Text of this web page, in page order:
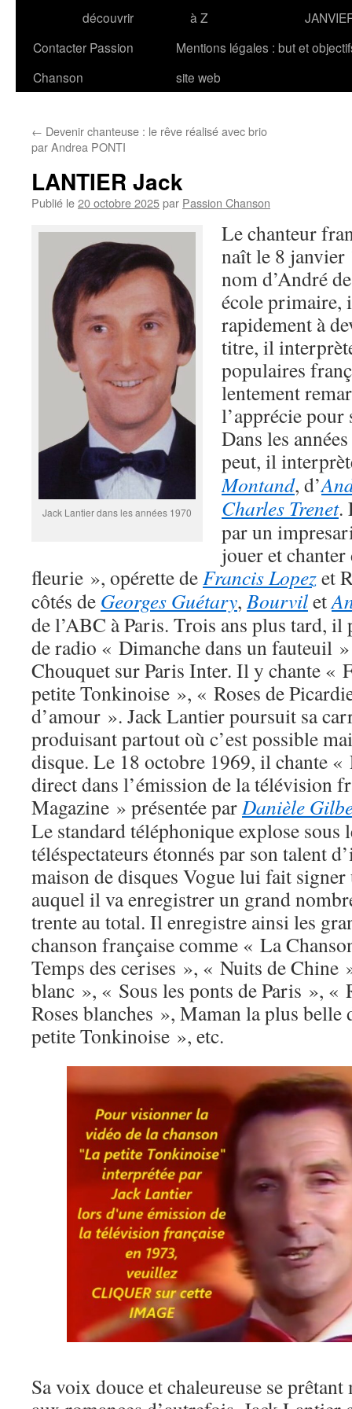
découvrir
à Z
Contacter Passion
Chanson
Mentions légales : but et
site web
← Devenir chanteuse : le rêve réalisé avec brio
par Andrea PONTI
LANTIER Jack
Publié le20 octobre 2025par Passion Chanson
Jack Lantier dans les années 1970
Le chanteur
naît le 8 janvier
nom d’André
école primaire,
rapidement à
titre, il
populaires
lentement
l’apprécie pour
Dans les
peut, il
Montand, d’
Charles Trenet.
par un
jouer et
fleurie », opérette deFrancis Lopezet
côtés de Georges Guétary,Bourvilet
de l’ABC à Paris. Trois ans plus tard, il
de radio « Dimanche dans un fauteuil »
Chouquet sur Paris Inter. Il y chante
petite Tonkinoise », « Roses de
d’amour ». Jack Lantier poursuit sa
produisant partout où c’est possible
disque. Le 18 octobre 1969, il chante «
direct dans l’émission de la télévision
Magazine » présentée parDanièle
Le standard téléphonique explose sous
téléspectateurs étonnés par son talent
maison de disques Vogue lui fait
auquel il va enregistrer un grand
trente au total. Il enregistre ainsi les
chanson française comme « La
Temps des cerises », « Nuits de
blanc », « Sous les ponts de Paris », «
Roses blanches », Maman la plus
petite Tonkinoise », etc.
Sa voix douce et chaleureuse se